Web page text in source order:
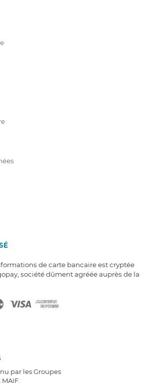
de carte bancaire est cryptée
société dûment agréée auprès de la
par les Groupes